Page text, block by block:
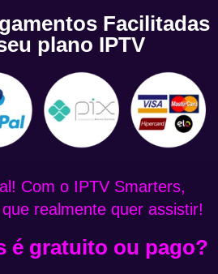
Facilitadas
plano IPTV
Com o IPTV Smarters,
realmente quer assistir!
é gratuito ou pago?